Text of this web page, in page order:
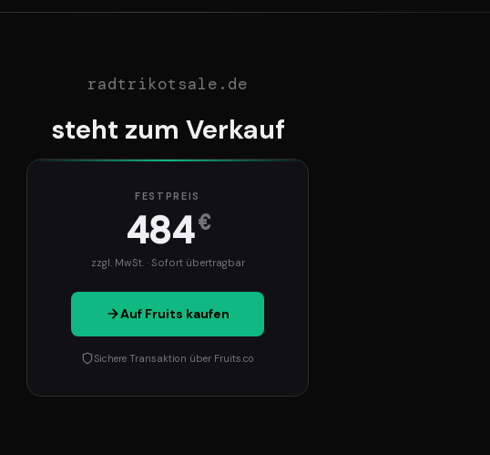
radtrikotsale.de
steht zum Verkauf
FESTPREIS
484€
zzgl. MwSt. · Sofort übertragbar
Auf Fruits kaufen
Sichere Transaktion über Fruits.co